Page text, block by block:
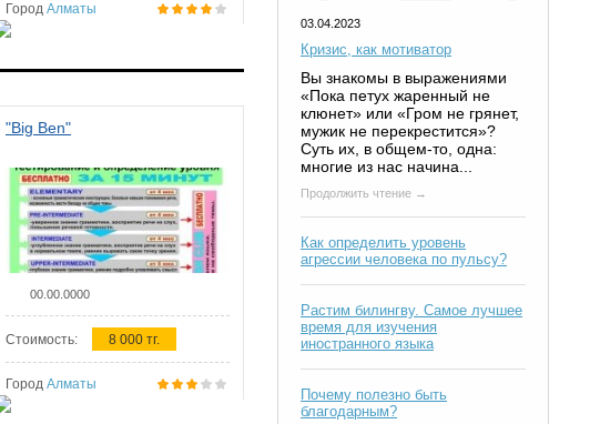
Город Алматы
"Big Ben"
00.00.0000
Стоимость: 8 000 тг.
Город Алматы
03.04.2023
Кризис, как мотиватор
Вы знакомы в выражениями
«Пока петух жаренный не
клюнет» или «Гром не грянет,
мужик не перекрестится»?
Суть их, в общем-то, одна:
многие из нас начина...
Продолжить чтение →
Как определить уровень
агрессии человека по пульсу?
Растим билингву. Самое лучшее
время для изучения
иностранного языка
Почему полезно быть
благодарным?